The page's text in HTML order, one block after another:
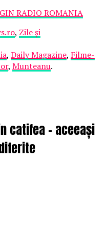
RADIO ROMANIA
, Zile și
, Daily Magazine, Filme-
, Munteanu.
catifea – aceeași